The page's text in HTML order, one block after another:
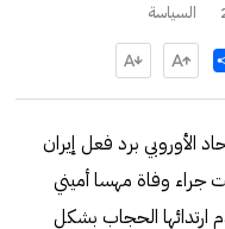
السياسة
الأوروبي برد فعل إيران
جراء وفاة مهسا أميني
ارتدائها الحجاب بشكل